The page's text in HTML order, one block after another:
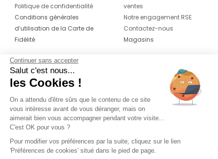
Politique de confidentialité
Conditions générales
d’utilisation de la Carte de
Fidélité
ventes
Notre engagement RSE
Contactez-nous
Magasins
CONTACT
04 42 20 78 42
Du lundi au jeudi de 8h30 à 16h30 & le
vendredi de 8h30 à 15h30
Continuer sans accepter
Salut c'est nous...
les Cookies !
On a attendu d'être sûrs que le contenu de ce site
vous intéresse avant de vous déranger, mais on
aimerait bien vous accompagner pendant votre visite...
C'est OK pour vous ?
Pour modifier vos préférences par la suite, cliquez sur le lien
'Préférences de cookies' situé dans le pied de page.